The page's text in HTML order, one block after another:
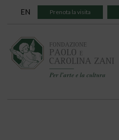
EN Prenota la visita